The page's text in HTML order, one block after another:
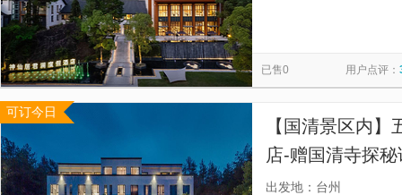
已售0 用户点评：
可订今日
【国清景区内
店-赠国清寺探
布套餐
出发地：台州